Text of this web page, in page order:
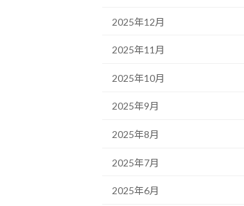
2025年12月
2025年11月
2025年10月
2025年9月
2025年8月
2025年7月
2025年6月